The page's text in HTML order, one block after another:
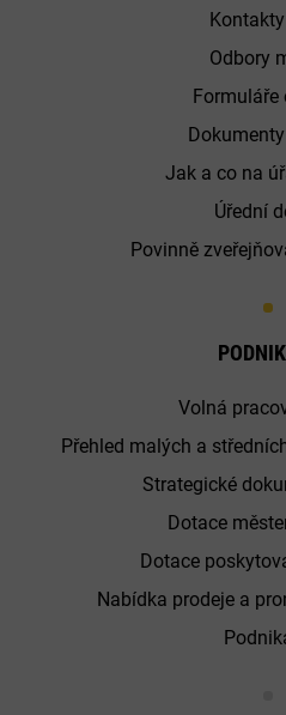
Odbory
Formuláře
Jak a co na
Úřední
Povinně
Volná
Přehled malých a
Strategické
Dotace
Dotace
Nabídka prodeje a